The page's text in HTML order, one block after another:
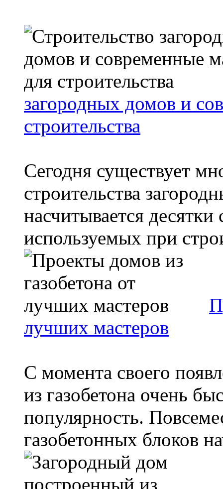
загородных домов и
строительства
Сегодня существует
строительства
насчитывается
используемых при
лучших мастеров
С момента своего
из газобетона очень
популярность.
газобетонных блоков